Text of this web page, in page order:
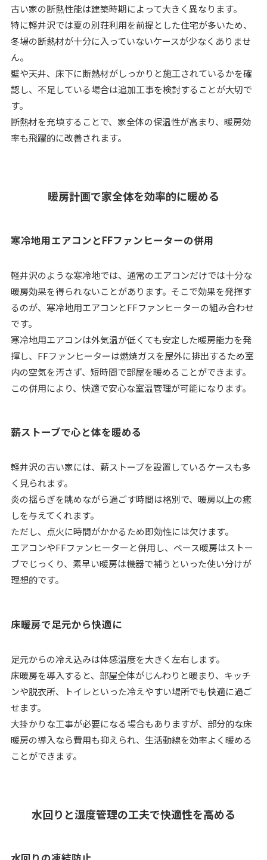
古い家の断熱性能は建築時期によって大きく異なります。
特に軽井沢では夏の別荘利用を前提とした住宅が多いため、
冬場の断熱材が十分に入っていないケースが少なくありませ
ん。
壁や天井、床下に断熱材がしっかりと施工されているかを確
認し、不足している場合は追加工事を検討することが大切で
す。
断熱材を充填することで、家全体の保温性が高まり、暖房効
率も飛躍的に改善されます。
暖房計画で家全体を効率的に暖める
寒冷地用エアコンとFFファンヒーターの併用
軽井沢のような寒冷地では、通常のエアコンだけでは十分な
暖房効果を得られないことがあります。そこで効果を発揮す
るのが、寒冷地用エアコンとFFファンヒーターの組み合わせ
です。
寒冷地用エアコンは外気温が低くても安定した暖房能力を発
揮し、FFファンヒーターは燃焼ガスを屋外に排出するため室
内の空気を汚さず、短時間で部屋を暖めることができます。
この併用により、快適で安心な室温管理が可能になります。
薪ストーブで心と体を暖める
軽井沢の古い家には、薪ストーブを設置しているケースも多
く見られます。
炎の揺らぎを眺めながら過ごす時間は格別で、暖房以上の癒
しを与えてくれます。
ただし、点火に時間がかかるため即効性には欠けます。
エアコンやFFファンヒーターと併用し、ベース暖房はストー
ブでじっくり、素早い暖房は機器で補うといった使い分けが
理想的です。
床暖房で足元から快適に
足元からの冷え込みは体感温度を大きく左右します。
床暖房を導入すると、部屋全体がじんわりと暖まり、キッチ
ンや脱衣所、トイレといった冷えやすい場所でも快適に過ご
せます。
大掛かりな工事が必要になる場合もありますが、部分的な床
暖房の導入なら費用も抑えられ、生活動線を効率よく暖める
ことができます。
水回りと湿度管理の工夫で快適性を高める